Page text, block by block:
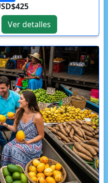
Ver detalles